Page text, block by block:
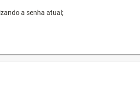
a senha atual;